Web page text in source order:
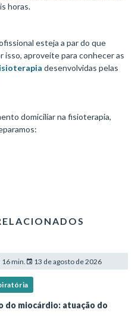
horas.
esteja a par do que
isso, aproveite para conhecer as
desenvolvidas pelas
domiciliar na fisioterapia,
16 min. 13 de agosto de 2026
do miocárdio: atuação do